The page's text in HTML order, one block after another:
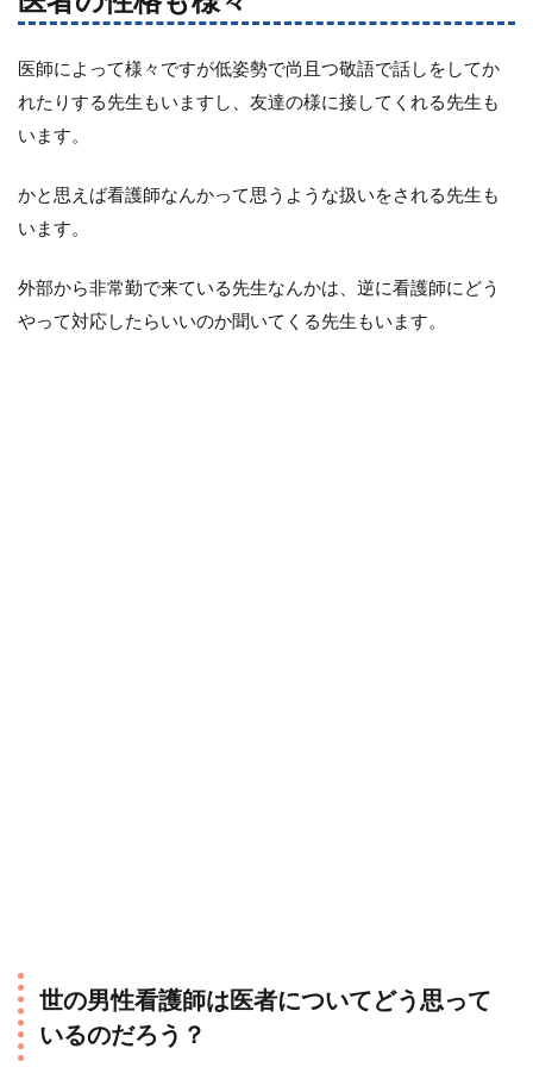
医師によって様々ですが低姿勢で尚且つ敬語で話しをしてか
れたりする先生もいますし、友達の様に接してくれる先生も
います。
かと思えば看護師なんかって思うような扱いをされる先生も
います。
外部から非常勤で来ている先生なんかは、逆に看護師にどう
やって対応したらいいのか聞いてくる先生もいます。
世の男性看護師は医者についてどう思って
いるのだろう？